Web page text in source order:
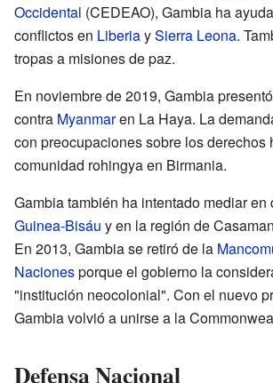
Occidental (CEDEAO), Gambia ha
conflictos en LiberiaySierra Leona.
tropas a misiones de paz.
En noviembre de 2019, Gambia
contra Myanmaren La Haya. La
con preocupaciones sobre los derechos
comunidad rohingya en Birmania.
Gambia también ha intentado mediar en
Guinea-Bisáu y en la región de
En 2013, Gambia se retiró de la
Nacionesporque el gobierno la
"institución neocolonial". Con el nuevo
Gambia volvió a unirse a la
Defensa Nacional